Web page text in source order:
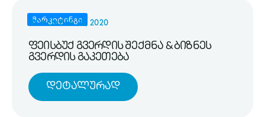
მარკეტინგი
NOVEMBER 25, 2020
ფეისბუქ გვერდის შექმნა & ბიზნეს
გვერდის გაკეთება
Დეტალურად